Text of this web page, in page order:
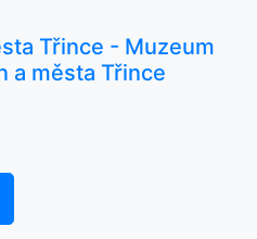
Třince - Muzeum
a města Třince